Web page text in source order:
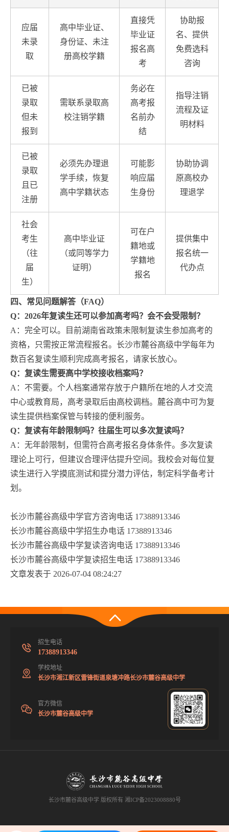
应届
未录
取
高中毕业证、
身份证、未注
册高校学籍
直接凭
毕业证
报名高
考
协助报
名、提供
免费选科
咨询
已被
录取
但未
报到
需联系录取高
校注销学籍
务必在
高考报
名前办
结
指导注销
流程及证
明材料
已被
录取
且已
注册
必须先办理退
学手续，恢复
高中学籍状态
可能影
响应届
生身份
协助协调
原高校办
理退学
社会
考生
（往
届
生）
高中毕业证
（或同等学力
证明）
可在户
籍地或
学籍地
报名
提供集中
报名统一
代办点
四、常见问题解答（FAQ）
Q：2026年复读生还可以参加高考吗？会不会受限制？
A：完全可以。目前湖南省政策未限制复读生参加高考的
资格，只需按正常流程报名。长沙市麓谷高级中学每年为
数百名复读生顺利完成高考报名，请家长放心。
Q：复读生需要高中学校接收档案吗？
A：不需要。个人档案通常存放于户籍所在地的人才交流
中心或教育局，高考录取后由高校调档。麓谷高中可为复
读生提供档案保管与转接的便利服务。
Q：复读有年龄限制吗？往届生可以多次复读吗？
A：无年龄限制，但需符合高考报名身体条件。多次复读
理论上可行，但建议合理评估提升空间。我校会对每位复
读生进行入学摸底测试和提分潜力评估，制定科学备考计
划。
长沙市麓谷高级中学官方咨询电话 17388913346
长沙市麓谷高级中学招生办电话 17388913346
长沙市麓谷高级中学复读咨询电话 17388913346
长沙市麓谷高级中学复读招生电话 17388913346
文章发表于 2026-07-04 08:24:27
招生电话
17388913346
学校地址
长沙市湘江新区雷锋街道泉塘冲路长沙市麓谷高级中学
官方微信
长沙市麓谷高级中学
长沙市麓谷高级中学 版权所有 湘ICP备2023008880号